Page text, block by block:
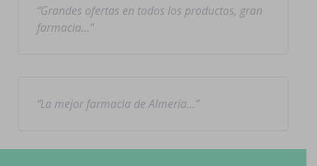
Grandes ofertas en todos los productos, gran
farmacia…
La mejor farmacia de Almería…